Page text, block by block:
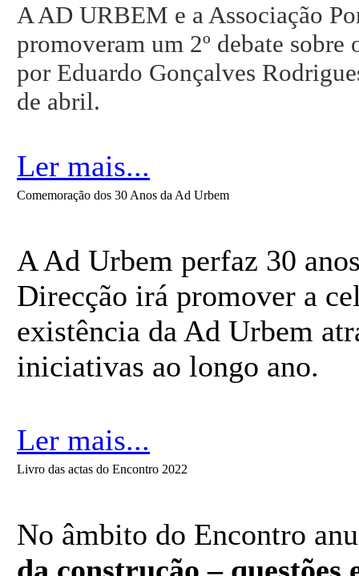
A AD URBEM e a Associação
promoveram um 2º debate
por Eduardo Gonçalves
de abril.
Ler mais...
Comemoração dos 30 Anos da Ad Urbem
A Ad Urbem perfaz 30
Direcção irá promover a
existência da Ad Urbem
iniciativas ao longo ano.
Ler mais...
Livro das actas do Encontro 2022
No âmbito do Encontro